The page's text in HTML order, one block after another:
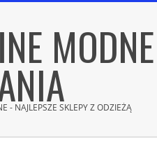
MODNE
- NAJLEPSZE SKLEPY Z ODZIEŻĄ